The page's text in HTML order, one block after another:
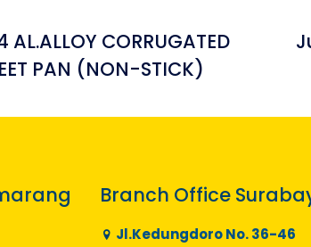
AL.ALLOY CORRUGATED
PAN (NON-STICK)
Branch Office
Jl.Kedungdoro No. 36-46